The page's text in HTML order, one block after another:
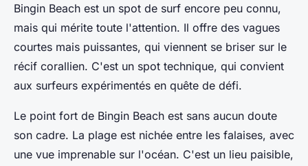
Bingin Beach est un spot de surf encore peu connu,
mais qui mérite toute l'attention. Il offre des vagues
courtes mais puissantes, qui viennent se briser sur le
récif corallien. C'est un spot technique, qui convient
aux surfeurs expérimentés en quête de défi.
Le point fort de Bingin Beach est sans aucun doute
son cadre. La plage est nichée entre les falaises, avec
une vue imprenable sur l'océan. C'est un lieu paisible,